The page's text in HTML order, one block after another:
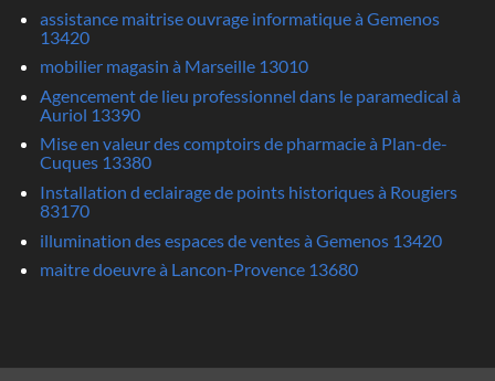
assistance maitrise ouvrage informatique à Gemenos
13420
mobilier magasin à Marseille 13010
Agencement de lieu professionnel dans le paramedical à
Auriol 13390
Mise en valeur des comptoirs de pharmacie à Plan-de-
Cuques 13380
Installation d eclairage de points historiques à Rougiers
83170
illumination des espaces de ventes à Gemenos 13420
maitre doeuvre à Lancon-Provence 13680